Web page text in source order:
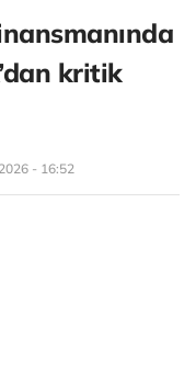
kritik
- 16:52